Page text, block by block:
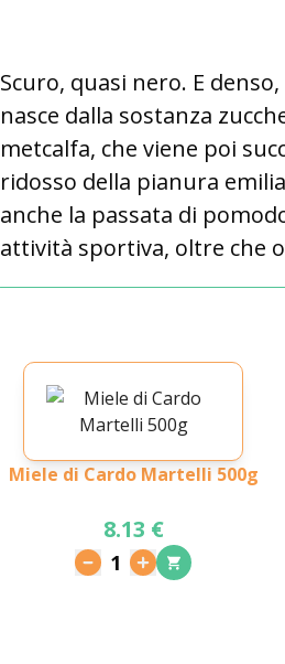
Scuro, quasi nero. E
nasce dalla sostanza
metcalfa, che viene poi
ridosso della pianura
anche la passata di
attività sportiva, oltre che
Miele di Cardo Martelli 500g
8.13 €
1